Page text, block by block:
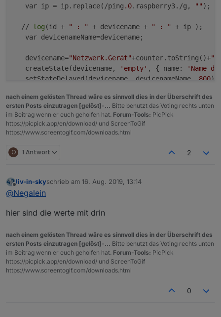
   var ip = ip.replace(/ping
.0.raspberry3./g, "" );
  //
log (id + " : " + devicename + " : "
+ ip );
   var devicenameName=devicename;
   devicename=
"Netzwerk.Gerät"+counter.toString()+
   createState(devicename,
'empty' , { name:
'Name
   setStateDelayed(devicename, devicenameName,
800);
   setStateDelayed(devicename, ip,
800);
   createState(devicename,
'empty' , { name: 'IP des
   var wert1 = getState(id).val;
if (wert1) wert1 = "✅";
  htmlString=htmlString.
"<tr><td>" +
  //
log(counter);
  createState(
'Netzwerk.Anzahl'
  setStateDelayed(
'Netzwerk.StringHTML' , htmlString.
nach einem gelösten Thread wäre es sinnvoll dies in der Überschrift des
ersten Posts einzutragen [gelöst]-... Bitte benutzt das Voting rechts unten
im Beitrag wenn er euch geholfen hat. Forum-Tools: PicPick
https://picpick.app/en/download/ und ScreenToGif
https://www.screentogif.com/downloads.html
O 1 Antwort 2
Offline
liv-in-skyschrieb am 16. Aug. 2019, 13:14
zuletzt editiert von
@Negalein
hier sind die werte mit drin
nach einem gelösten Thread wäre es sinnvoll dies in der Überschrift des
ersten Posts einzutragen [gelöst]-... Bitte benutzt das Voting rechts unten
im Beitrag wenn er euch geholfen hat. Forum-Tools: PicPick
https://picpick.app/en/download/ und ScreenToGif
https://www.screentogif.com/downloads.html
0